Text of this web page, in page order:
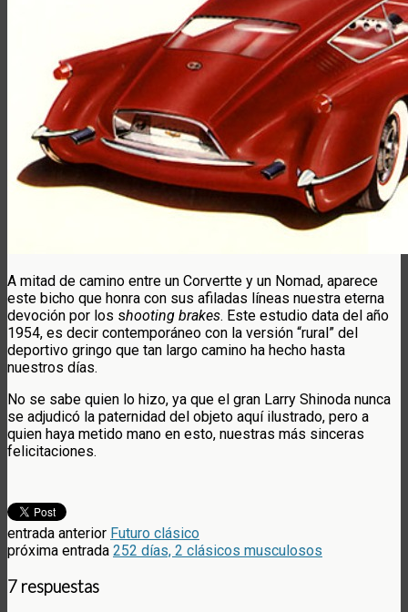
A mitad de camino entre un Corvertte y un Nomad, aparece
este bicho que honra con sus afiladas líneas nuestra eterna
devoción por los shooting brakes. Este estudio data del año
1954, es decir contemporáneo con la versión “rural” del
deportivo gringo que tan largo camino ha hecho hasta
nuestros días.
No se sabe quien lo hizo, ya que el gran Larry Shinoda nunca
se adjudicó la paternidad del objeto aquí ilustrado, pero a
quien haya metido mano en esto, nuestras más sinceras
felicitaciones.
entrada anterior Futuro clásico
próxima entrada 252 días, 2 clásicos musculosos
7 respuestas